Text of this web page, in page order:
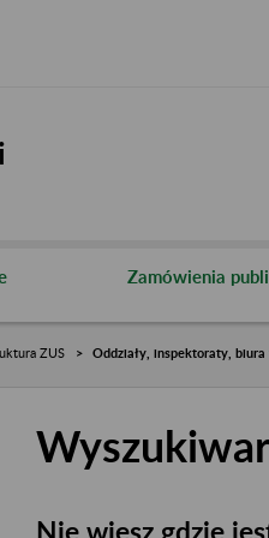
Zamówienia
ZUS Oddziały, inspektoraty,
Nie wiesz gdzie